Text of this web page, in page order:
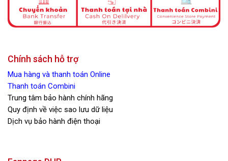
Chính sách hỗ trợ
Mua hàng và thanh toán Online
Thanh toán Combini
Trung tâm bảo hành chính hãng
Quy định về việc sao lưu dữ liệu
Dịch vụ bảo hành điện thoại